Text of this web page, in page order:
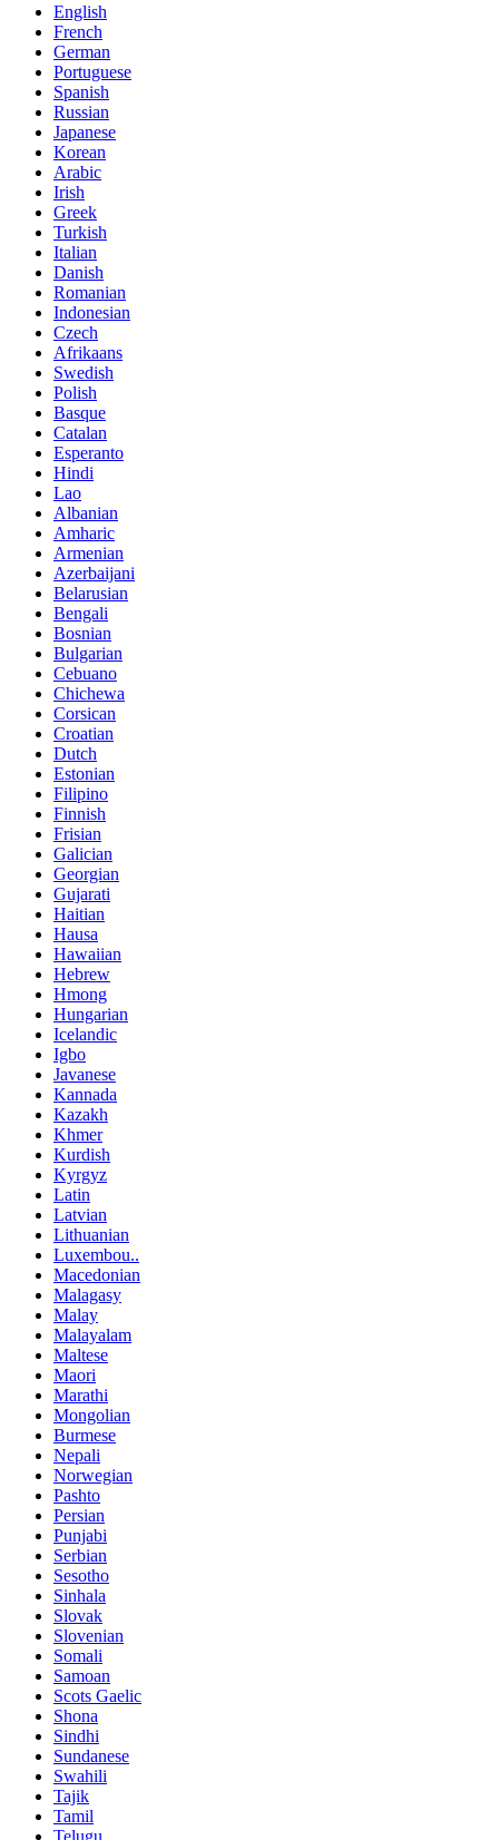
English
French
German
Portuguese
Spanish
Russian
Japanese
Korean
Arabic
Irish
Greek
Turkish
Italian
Danish
Romanian
Indonesian
Czech
Afrikaans
Swedish
Polish
Basque
Catalan
Esperanto
Hindi
Lao
Albanian
Amharic
Armenian
Azerbaijani
Belarusian
Bengali
Bosnian
Bulgarian
Cebuano
Chichewa
Corsican
Croatian
Dutch
Estonian
Filipino
Finnish
Frisian
Galician
Georgian
Gujarati
Haitian
Hausa
Hawaiian
Hebrew
Hmong
Hungarian
Icelandic
Igbo
Javanese
Kannada
Kazakh
Khmer
Kurdish
Kyrgyz
Latin
Latvian
Lithuanian
Luxembou..
Macedonian
Malagasy
Malay
Malayalam
Maltese
Maori
Marathi
Mongolian
Burmese
Nepali
Norwegian
Pashto
Persian
Punjabi
Serbian
Sesotho
Sinhala
Slovak
Slovenian
Somali
Samoan
Scots Gaelic
Shona
Sindhi
Sundanese
Swahili
Tajik
Tamil
Telugu